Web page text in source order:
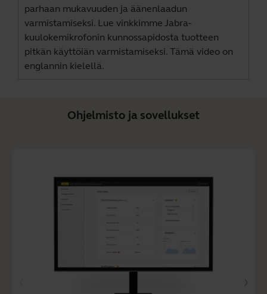
parhaan mukavuuden ja äänenlaadun
varmistamiseksi. Lue vinkkimme Jabra-
kuulokemikrofonin kunnossapidosta tuotteen
pitkän käyttöiän varmistamiseksi. Tämä video on
englannin kielellä.
Ohjelmisto ja sovellukset